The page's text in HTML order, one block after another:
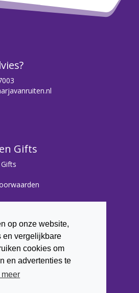
op onze website,
en vergelijkbare
cookies om
en advertenties te
meer
Gifts